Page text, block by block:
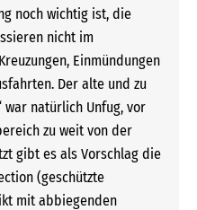
noch wichtig ist, die
nicht im
Einmündungen
Der alte und zu
war natürlich Unfug, vor
zu weit von der
gibt es als Vorschlag die
(geschützte
mit abbiegenden